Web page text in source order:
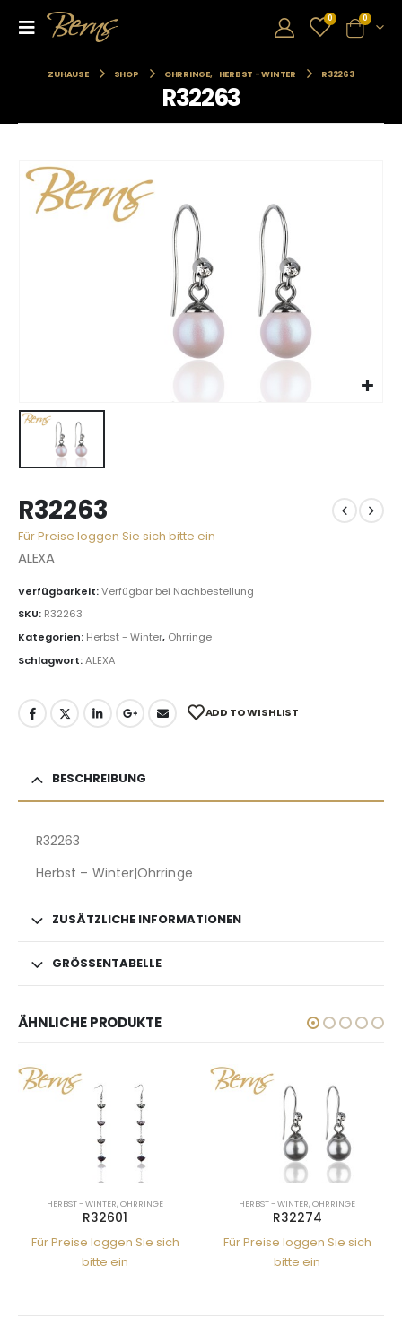
0 0
ZUHAUSE SHOP OHRRINGE, HERBST - WINTER R32263
R32263
R32263
Für Preise loggen Sie sich bitte ein
ALEXA
Verfügbarkeit:Verfügbar bei Nachbestellung
SKU: R32263
Kategorien: Herbst - Winter, Ohrringe
Schlagwort:ALEXA
ADD TO WISHLIST
BESCHREIBUNG
R32263
Herbst – Winter|Ohrringe
ZUSÄTZLICHE INFORMATIONEN
GRÖSSENTABELLE
ÄHNLICHE PRODUKTE
HERBST - WINTER,OHRRINGE
R32601
Für Preise loggen Sie sich
bitte ein
HERBST - WINTER,OHRRINGE
R32274
Für Preise loggen Sie sich
bitte ein